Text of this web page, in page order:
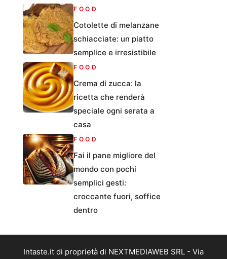
FOOD
Cotolette di melanzane
schiacciate: un piatto
semplice e irresistibile
FOOD
Crema di zucca: la
ricetta che renderà
speciale ogni serata a
casa
FOOD
Fai il pane migliore del
mondo con pochi
semplici gesti:
croccante fuori, soffice
dentro
Intaste.it di proprietà di NEXTMEDIAWEB SRL - Via